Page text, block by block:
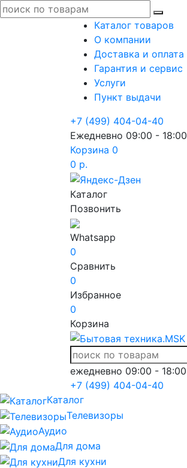
Каталог товаров
О компании
Доставка и оплата
Гарантия и сервис
Услуги
Пункт выдачи
+7 (499) 404-04-40
Ежедневно 09:00 - 18:00
Корзина 0
0 р.
Каталог
Позвонить
Whatsapp
0
Сравнить
0
Избранное
0
Корзина
ежедневно 09:00 - 18:00
+7 (499) 404-04-40
Каталог
Телевизоры
Аудио
Для дома
Для кухни